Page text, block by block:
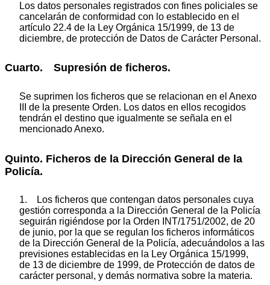
Los datos personales registrados con fines policiales se
cancelarán de conformidad con lo establecido en el
artículo 22.4 de la Ley Orgánica 15/1999, de 13 de
diciembre, de protección de Datos de Carácter Personal.
Cuarto. Supresión de ficheros.
Se suprimen los ficheros que se relacionan en el Anexo
III de la presente Orden. Los datos en ellos recogidos
tendrán el destino que igualmente se señala en el
mencionado Anexo.
Quinto. Ficheros de la Dirección General de la
Policía.
1. Los ficheros que contengan datos personales cuya
gestión corresponda a la Dirección General de la Policía
seguirán rigiéndose por la Orden INT/1751/2002, de 20
de junio, por la que se regulan los ficheros informáticos
de la Dirección General de la Policía, adecuándolos a las
previsiones establecidas en la Ley Orgánica 15/1999,
de 13 de diciembre de 1999, de Protección de datos de
carácter personal, y demás normativa sobre la materia.